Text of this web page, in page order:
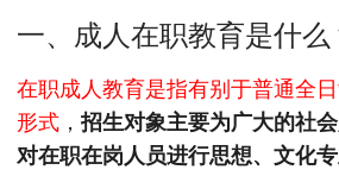
MPAcc会计专硕
院校库 考试报名 招生政策 学
考试真题
报考经验 招生简章
一、成人在职教育是什么
在职成人教育是指有别于普通全
形式 ，招生对象主要为广大的社
对在职在岗人员进行思想、文化